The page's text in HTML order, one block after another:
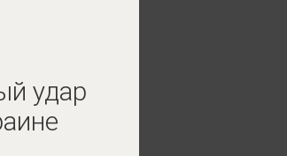
удар